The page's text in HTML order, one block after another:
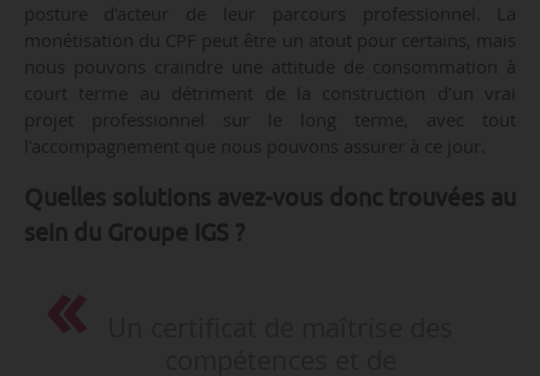
posture d’acteur de leur parcours professionnel. La
monétisation du CPF peut être un atout pour certains, mais
nous pouvons craindre une attitude de consommation à
court terme au détriment de la construction d’un vrai
projet professionnel sur le long terme, avec tout
l’accompagnement que nous pouvons assurer à ce jour.
Quelles solutions avez-vous donc trouvées au
sein du Groupe IGS ?